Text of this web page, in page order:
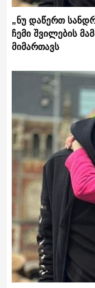
„ნუ დაწერთ
ჩემი შვილების
მიმართავს